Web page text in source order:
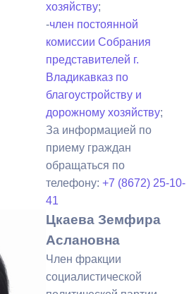
хозяйству;
-член постоянной
комиссии Собрания
представителей г.
Владикавказ по
благоустройству и
дорожному хозяйству;
За информацией по
приему граждан
обращаться по
телефону: +7 (8672) 25-10-
41
Цкаева Земфира
Аслановна
Член фракции
социалистической